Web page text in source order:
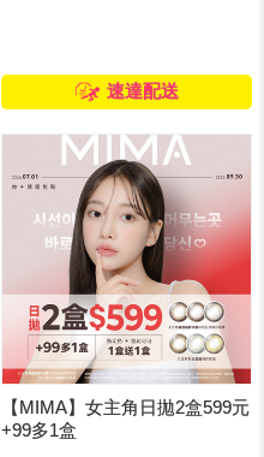
速達配送
【MIMA】女主角日拋2盒599元
+99多1盒